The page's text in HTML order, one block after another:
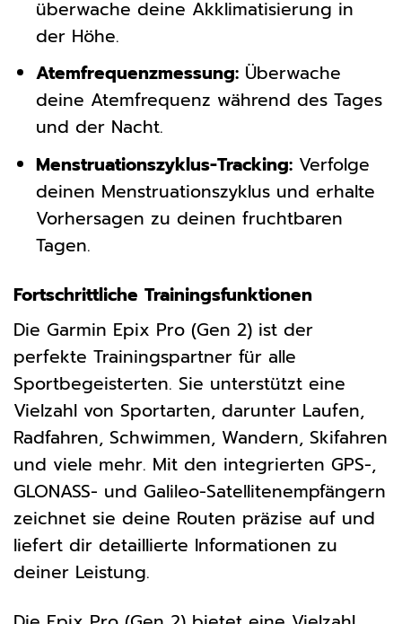
überwache deine Akklimatisierung in
der Höhe.
Atemfrequenzmessung:Überwache
deine Atemfrequenz während des Tages
und der Nacht.
Menstruationszyklus-Tracking:Verfolge
deinen Menstruationszyklus und erhalte
Vorhersagen zu deinen fruchtbaren
Tagen.
Fortschrittliche Trainingsfunktionen
Die Garmin Epix Pro (Gen 2) ist der
perfekte Trainingspartner für alle
Sportbegeisterten. Sie unterstützt eine
Vielzahl von Sportarten, darunter Laufen,
Radfahren, Schwimmen, Wandern, Skifahren
und viele mehr. Mit den integrierten GPS-,
GLONASS- und Galileo-Satellitenempfängern
zeichnet sie deine Routen präzise auf und
liefert dir detaillierte Informationen zu
deiner Leistung.